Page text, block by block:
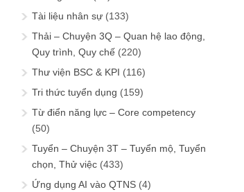
Tài liệu nhân sự (133)
Thải – Chuyện 3Q – Quan hệ lao động,
Quy trình, Quy chế (220)
Thư viện BSC & KPI (116)
Tri thức tuyển dụng (159)
Từ điển năng lực – Core competency
(50)
Tuyển – Chuyện 3T – Tuyển mộ, Tuyển
chọn, Thử việc (433)
Ứng dụng AI vào QTNS (4)